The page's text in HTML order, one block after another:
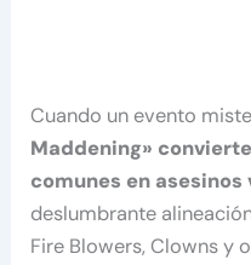
Cuando un evento
Maddening»
comunes en
deslumbrante
Fire Blowers, Clowns y